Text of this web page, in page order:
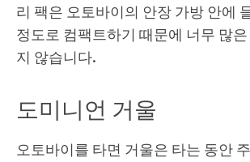
리 팩은 오토바이의 안장 가방 안에
정도로 컴팩트하기 때문에 너무 많
지 않습니다.
도미니언 거울
오토바이를 타면 거울은 타는 동안